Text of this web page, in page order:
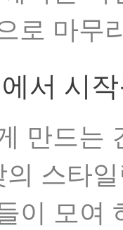
로 마무
서 시
만드는
스타
이 모여